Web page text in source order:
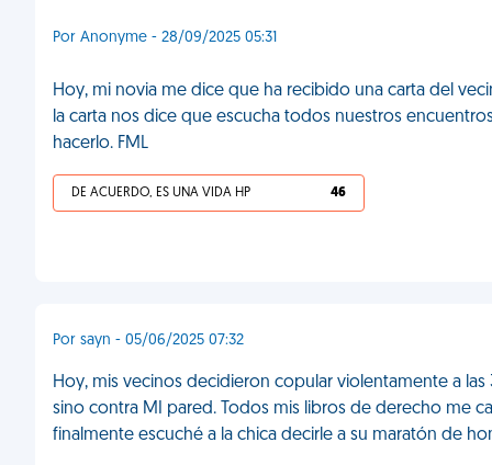
Por Anonyme - 28/09/2025 05:31
Hoy, mi novia me dice que ha recibido una carta del
la carta nos dice que escucha todos nuestros
hacerlo. FML
DE ACUERDO, ES UNA VIDA HP 46
Por sayn - 05/06/2025 07:32
Hoy, mis vecinos decidieron copular violentamente a
sino contra MI pared. Todos mis libros de derecho me
finalmente escuché a la chica decirle a su maratón de